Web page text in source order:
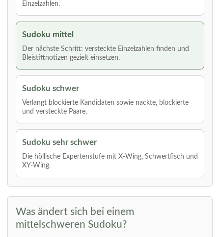
Einzelzahlen.
Sudoku mittel
Der nächste Schritt: versteckte Einzelzahlen finden und
Bleistiftnotizen gezielt einsetzen.
Sudoku schwer
Verlangt blockierte Kandidaten sowie nackte, blockierte
und versteckte Paare.
Sudoku sehr schwer
Die höllische Expertenstufe mit X-Wing, Schwertfisch und
XY-Wing.
Was ändert sich bei einem
mittelschweren Sudoku?